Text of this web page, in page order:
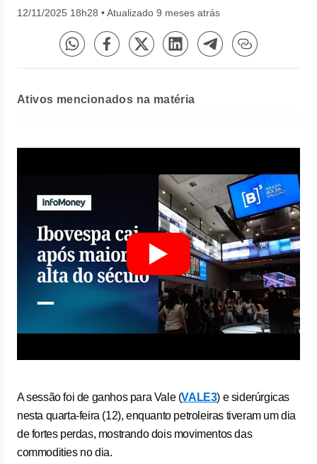
12/11/2025 18h28 •Atualizado 9 meses atrás
Ativos mencionados na matéria
A sessão foi de ganhos para Vale (VALE3) e siderúrgicas
nesta quarta-feira (12), enquanto petroleiras tiveram um dia
de fortes perdas, mostrando dois movimentos das
commodities no dia.